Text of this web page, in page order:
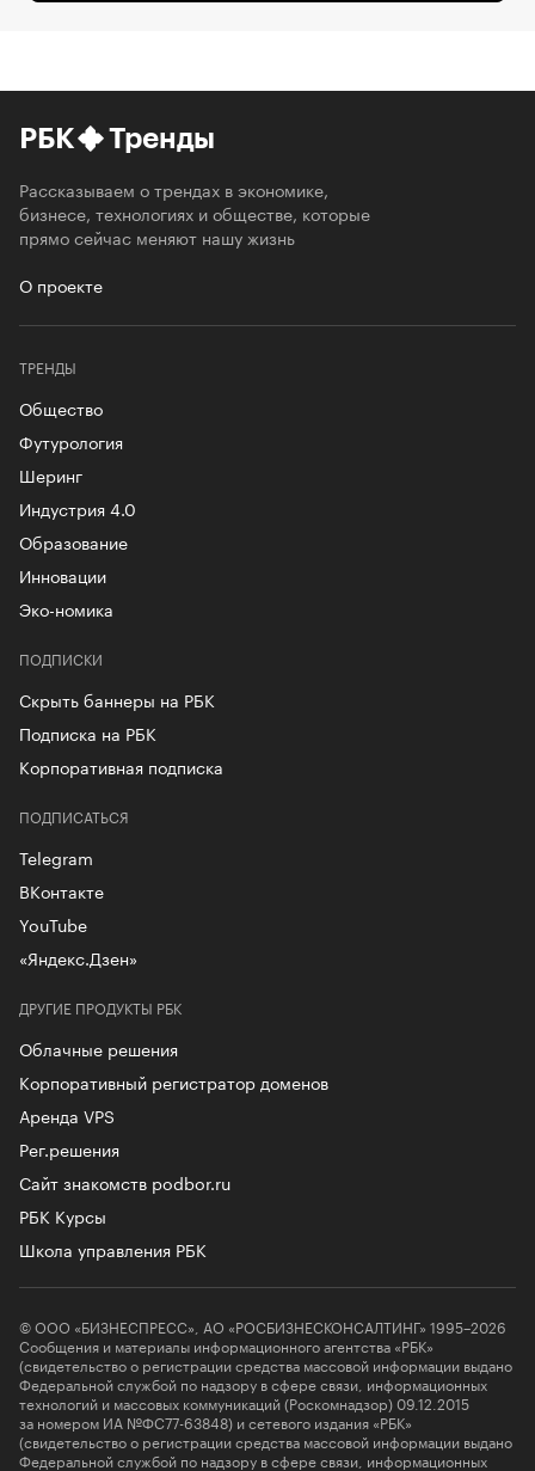
РБК Тренды
Рассказываем о трендах в экономике,
бизнесе, технологиях и обществе, которые
прямо сейчас меняют нашу жизнь
О проекте
ТРЕНДЫ
Общество
Футурология
Шеринг
Индустрия 4.0
Образование
Инновации
Эко-номика
ПОДПИСКИ
Скрыть баннеры на РБК
Подписка на РБК
Корпоративная подписка
ДРУГИЕ ПРОДУКТЫ РБК
Облачные решения
Корпоративный регистратор доменов
Аренда VPS
Рег.решения
Сайт знакомств podbor.ru
РБК Курсы
Школа управления РБК
ПОДПИСАТЬСЯ
Telegram
ВКонтакте
YouTube
«Яндекс.Дзен»
© ООО «БИЗНЕСПРЕСС», АО «РОСБИЗНЕСКОНСАЛТИНГ» 1995–2026
Сообщения и материалы информационного агентства «РБК»
(свидетельство о регистрации средства массовой информации выдано
Федеральной службой по надзору в сфере связи, информационных
технологий и массовых коммуникаций (Роскомнадзор) 09.12.2015
за номером ИА №ФС77-63848) и сетевого издания «РБК»
(свидетельство о регистрации средства массовой информации выдано
Федеральной службой по надзору в сфере связи, информационных